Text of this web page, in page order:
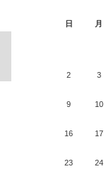
日
月
2 3
9 10
16 17
23 24